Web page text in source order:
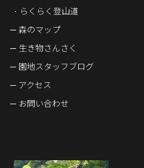
らくらく登山道
森のマップ
生き物さんさく
園地スタッフブログ
アクセス
お問い合わせ